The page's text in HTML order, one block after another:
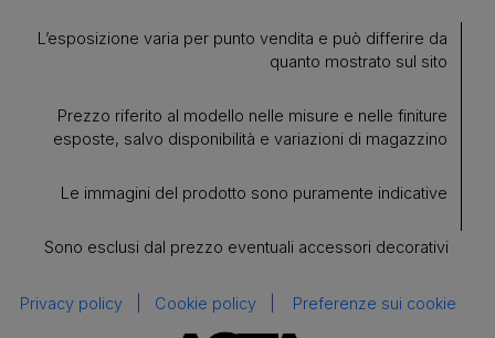
L’esposizione varia per punto vendita e può differire da
quanto mostrato sul sito
Prezzo riferito al modello nelle misure e nelle finiture
esposte, salvo disponibilità e variazioni di magazzino
Le immagini del prodotto sono puramente indicative
Sono esclusi dal prezzo eventuali accessori decorativi
Privacy policy Cookie policy Preferenze sui cookie